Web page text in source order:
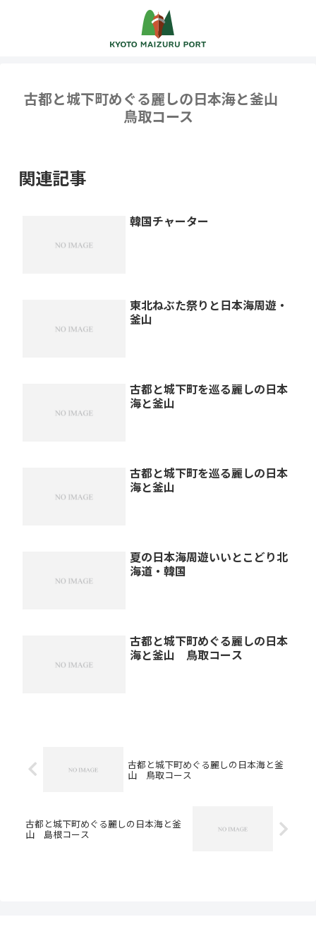
古都と城下町めぐる麗しの日本海と釜山
鳥取コース
関連記事
韓国チャーター
東北ねぶた祭りと日本海周遊・
釜山
古都と城下町を巡る麗しの日本
海と釜山
古都と城下町を巡る麗しの日本
海と釜山
夏の日本海周遊いいとこどり北
海道・韓国
古都と城下町めぐる麗しの日本
海と釜山 鳥取コース
古都と城下町めぐる麗しの日本海と釜
山 鳥取コース
古都と城下町めぐる麗しの日本海と釜
山 島根コース